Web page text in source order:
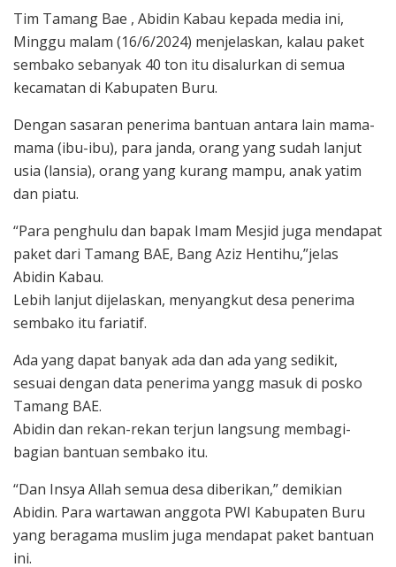
Tim Tamang Bae , Abidin Kabau kepada media ini,
Minggu malam (16/6/2024) menjelaskan, kalau paket
sembako sebanyak 40 ton itu disalurkan di semua
kecamatan di Kabupaten Buru.
Dengan sasaran penerima bantuan antara lain mama-
mama (ibu-ibu), para janda, orang yang sudah lanjut
usia (lansia), orang yang kurang mampu, anak yatim
dan piatu.
“Para penghulu dan bapak Imam Mesjid juga mendapat
paket dari Tamang BAE, Bang Aziz Hentihu,”jelas
Abidin Kabau.
Lebih lanjut dijelaskan, menyangkut desa penerima
sembako itu fariatif.
Ada yang dapat banyak ada dan ada yang sedikit,
sesuai dengan data penerima yangg masuk di posko
Tamang BAE.
Abidin dan rekan-rekan terjun langsung membagi-
bagian bantuan sembako itu.
“Dan Insya Allah semua desa diberikan,” demikian
Abidin. Para wartawan anggota PWI Kabupaten Buru
yang beragama muslim juga mendapat paket bantuan
ini.